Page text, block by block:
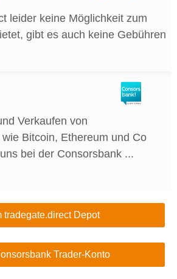
leider keine Möglichkeit zum
gibt es auch keine Gebühren
Verkaufen von
Bitcoin, Ethereum und Co
bei der Consorsbank ...
tradegate.direct Depot
Trader-Konto